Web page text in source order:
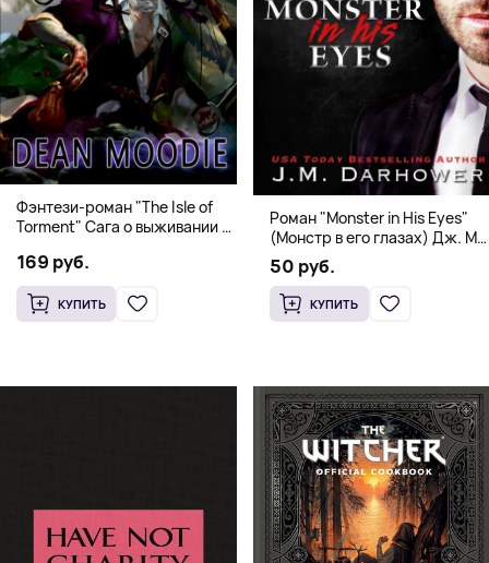
Фэнтези-роман "The Isle of
Torment" Сага о выживании и
169 руб.
КУПИТЬ
Роман "Monster in His Eyes"
(Монстр в его глазах) Дж. М.
Дарховер | Mafia Romance
18+
50 руб.
КУПИТЬ